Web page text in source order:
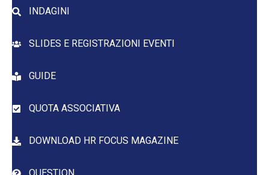
INDAGINI
SLIDES E REGISTRAZIONI EVENTI
GUIDE
QUOTA ASSOCIATIVA
DOWNLOAD HR FOCUS MAGAZINE